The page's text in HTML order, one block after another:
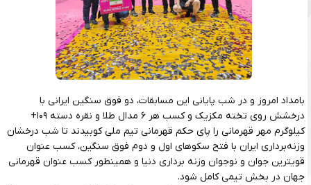
بامداد امروز و در شب پایانی این مسابقات، دو فوق سنگین ایرانی با
درخشش روی تخته مکزیک و کسب هر ۶ مدال طلا و نقره دسته ۱۰۹+
کیلوگرم مهر قهرمانی را پای حکم قهرمانی تیم ملی کوبیدند تا شب درخشان
وزنه‌برداری ایران با فتح سکوهای اول و دوم فوق سنگین، کسب عنوان
قویترین جوان و نوجوان وزنه برداری دنیا و همینطور کسب عنوان قهرمانی
جهان در بخش تیمی کامل شود.